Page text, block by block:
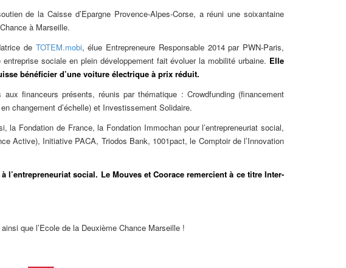
de la Caisse d’Epargne Provence-Alpes-Corse, a réuni une soixantaine
à Marseille.
de TOTEM.mobi, élue Entrepreneure Responsable 2014 par PWN-Paris,
sociale en plein développement fait évoluer la mobilité urbaine. Elle
bénéficier d’une voiture électrique à prix réduit.
financeurs présents, réunis par thématique : Crowdfunding (financement
changement d’échelle) et Investissement Solidaire.
Fondation de France, la Fondation Immochan pour l’entrepreneuriat social,
Active), Initiative PACA, Triodos Bank, 1001pact, le Comptoir de l’Innovation
l’entrepreneuriat social. Le Mouves et Coorace remercient à ce titre Inter-
que l’Ecole de la Deuxième Chance Marseille !